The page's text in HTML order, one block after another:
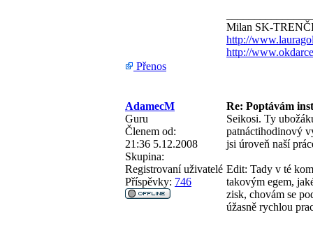
Milan SK-
http://
http://
Přenos
AdamecM
Re: Poptávám
Guru
Členem od:
21:36 5.12.2008
Skupina:
Registrovaní uživatelé
Příspěvky: 746
Seikosi. Ty
patnáctihodinový
jsi úroveň naší
Edit: Tady v té
takovým egem,
zisk, chovám se
úžasně rychlou